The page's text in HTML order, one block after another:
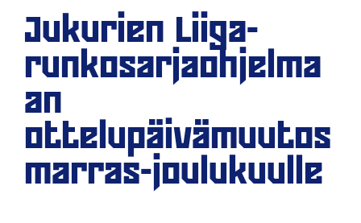
Jukurien Liiga-
runkosarjaohjelma
an
ottelupäivämuutos
marras-joulukuulle